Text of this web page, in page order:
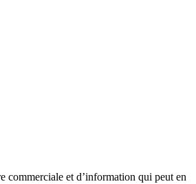
commerciale et d’information qui peut en